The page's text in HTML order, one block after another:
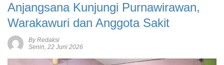
Anjangsana Kunjungi Purnawirawan,
Warakawuri dan Anggota Sakit
By Redaksi
Senin, 22 Juni 2026